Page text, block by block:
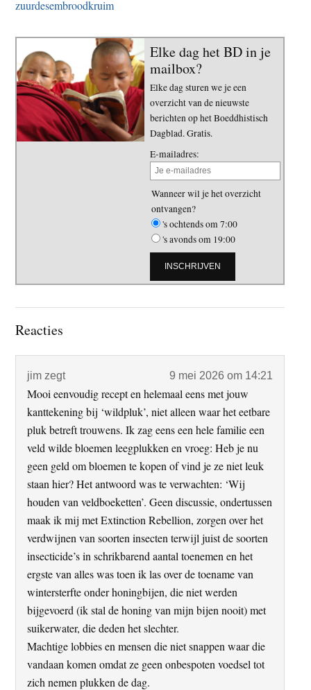
zuurdesembroodkruim
Elke dag het BD in je
mailbox?
Elke dag sturen we je een
overzicht van de nieuwste
berichten op het Boeddhistisch
Dagblad. Gratis.
E-mailadres:
Wanneer wil je het overzicht
ontvangen?
's ochtends om 7:00
's avonds om 19:00
Lees
Reacties
jim zegt 9 mei 2026 om 14:21
Mooi eenvoudig recept en helemaal eens met jouw
kanttekening bij ‘wildpluk’, niet alleen waar het eetbare
pluk betreft trouwens. Ik zag eens een hele familie een
veld wilde bloemen leegplukken en vroeg: Heb je nu
geen geld om bloemen te kopen of vind je ze niet leuk
staan hier? Het antwoord was te verwachten: ‘Wij
houden van veldboeketten’. Geen discussie, ondertussen
maak ik mij met Extinction Rebellion, zorgen over het
verdwijnen van soorten insecten terwijl juist de soorten
insecticide’s in schrikbarend aantal toenemen en het
ergste van alles was toen ik las over de toename van
wintersterfte onder honingbijen, die niet werden
bijgevoerd (ik stal de honing van mijn bijen nooit) met
suikerwater, die deden het slechter.
Machtige lobbies en mensen die niet snappen waar die
vandaan komen omdat ze geen onbespoten voedsel tot
zich nemen plukken de dag.